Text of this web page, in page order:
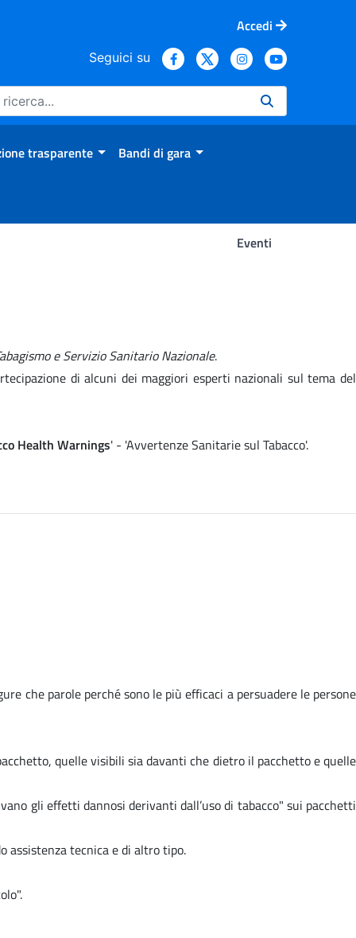
Accedi
Seguici su
trasparente Bandi di gara
Eventi
e Servizio Sanitario Nazionale.
di alcuni dei maggiori esperti nazionali sul tema del
Health Warnings' - 'Avvertenze Sanitarie sul Tabacco'.
che parole perché sono le più efficaci a persuadere le persone
quelle visibili sia davanti che dietro il pacchetto e quelle
gli effetti dannosi derivanti dall’uso di tabacco" sui pacchetti
assistenza tecnica e di altro tipo.